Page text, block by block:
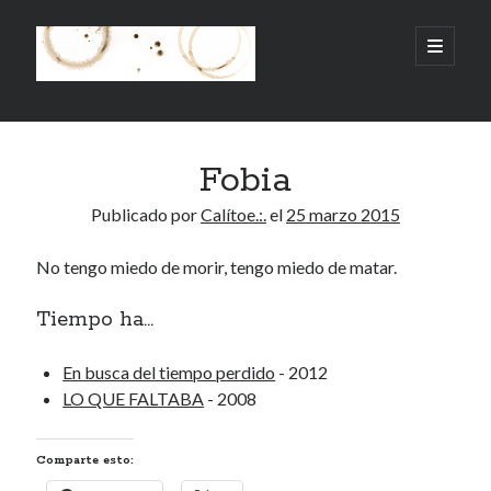
.:.Calito(h)eces.:.
abrir
menú
Barra
Mandi te lo pide
Tienen algo que decir:
Fobia
Publicado porCalítoe.:.el 25 marzo 2015
No tengo miedo de morir, tengo miedo de matar.
Tiempo ha...
En busca del tiempo perdido - 2012
LO QUE FALTABA - 2008
Comparte esto: